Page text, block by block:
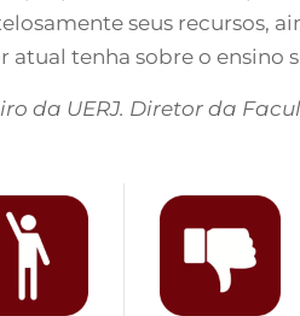
seus recursos,
tenha sobre o
da UERJ. Diretor da